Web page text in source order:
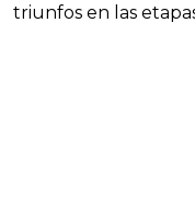
triunfos en las